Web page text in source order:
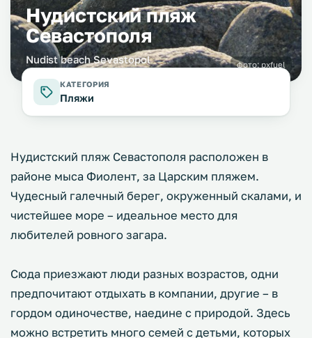
Нудистский пляж
Севастополя
Nudist beach Sevastopol фото: pxfuel
КАТЕГОРИЯ
Пляжи
Нудистский пляж Севастополя расположен в
районе мыса Фиолент, за Царским пляжем.
Чудесный галечный берег, окруженный скалами, и
чистейшее море – идеальное место для
любителей ровного загара.
Сюда приезжают люди разных возрастов, одни
предпочитают отдыхать в компании, другие – в
гордом одиночестве, наедине с природой. Здесь
можно встретить много семей с детьми, которых